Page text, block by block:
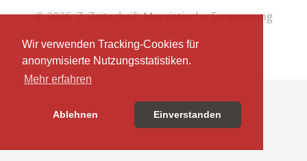
Wir verwenden Tracking-Cookies für
anonymisierte Nutzungsstatistiken.
Mehr erfahren
Ablehnen Einverstanden
© 2026 Z. Zeitschrift Marxistische Erneuerung